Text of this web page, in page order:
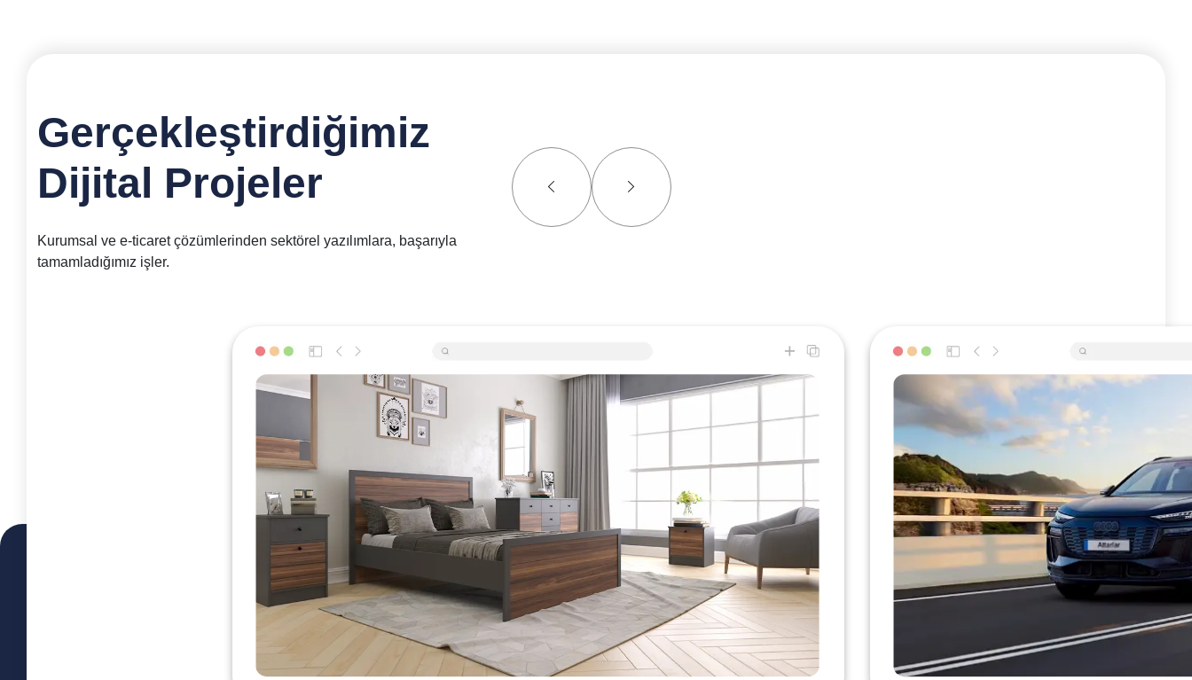
Gerçekleştirdiğimiz
Dijital Projeler
Kurumsal ve e-ticaret çözümlerinden sektörel yazılımlara, başarıyla
tamamladığımız işler.